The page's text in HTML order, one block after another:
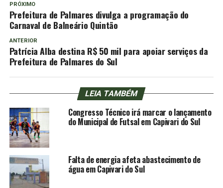
PRÓXIMO
Prefeitura de Palmares divulga a programação do
Carnaval de Balneário Quintão
ANTERIOR
Patrícia Alba destina R$ 50 mil para apoiar serviços da
Prefeitura de Palmares do Sul
LEIA TAMBÉM
Congresso Técnico irá marcar o lançamento
do Municipal de Futsal em Capivari do Sul
Falta de energia afeta abastecimento de
água em Capivari do Sul